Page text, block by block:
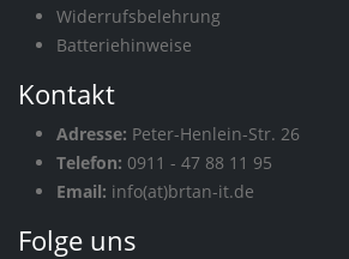
Widerrufsbelehrung
Batteriehinweise
Kontakt
Adresse: Peter-Henlein-Str. 26
Telefon: 0911 - 47 88 11 95
Email: info(at)brtan-it.de
Folge uns